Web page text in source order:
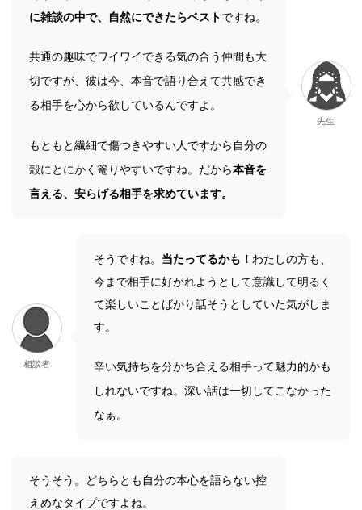
に雑談の中で、自然にできたらベストですね。
共通の趣味でワイワイできる気の合う仲間も大
切ですが、彼は今、本音で語り合えて共感でき
る相手を心から欲しているんですよ。
もともと繊細で傷つきやすい人ですから自分の
殻にとにかく篭りやすいですね。だから本音を
言える、安らげる相手を求めています。
先生
相談者
そうですね。 当たってるかも！ わたしの方も、
今まで相手に好かれようとして意識して明るく
て楽しいことばかり話そうとしていた気がしま
す。
辛い気持ちを分かち合える相手って魅力的かも
しれないですね。深い話は一切してこなかった
なぁ。
そうそう。どちらとも自分の本心を語らない控
えめなタイプですよね。